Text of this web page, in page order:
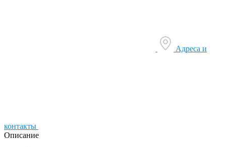
Адреса и
контакты
Описание